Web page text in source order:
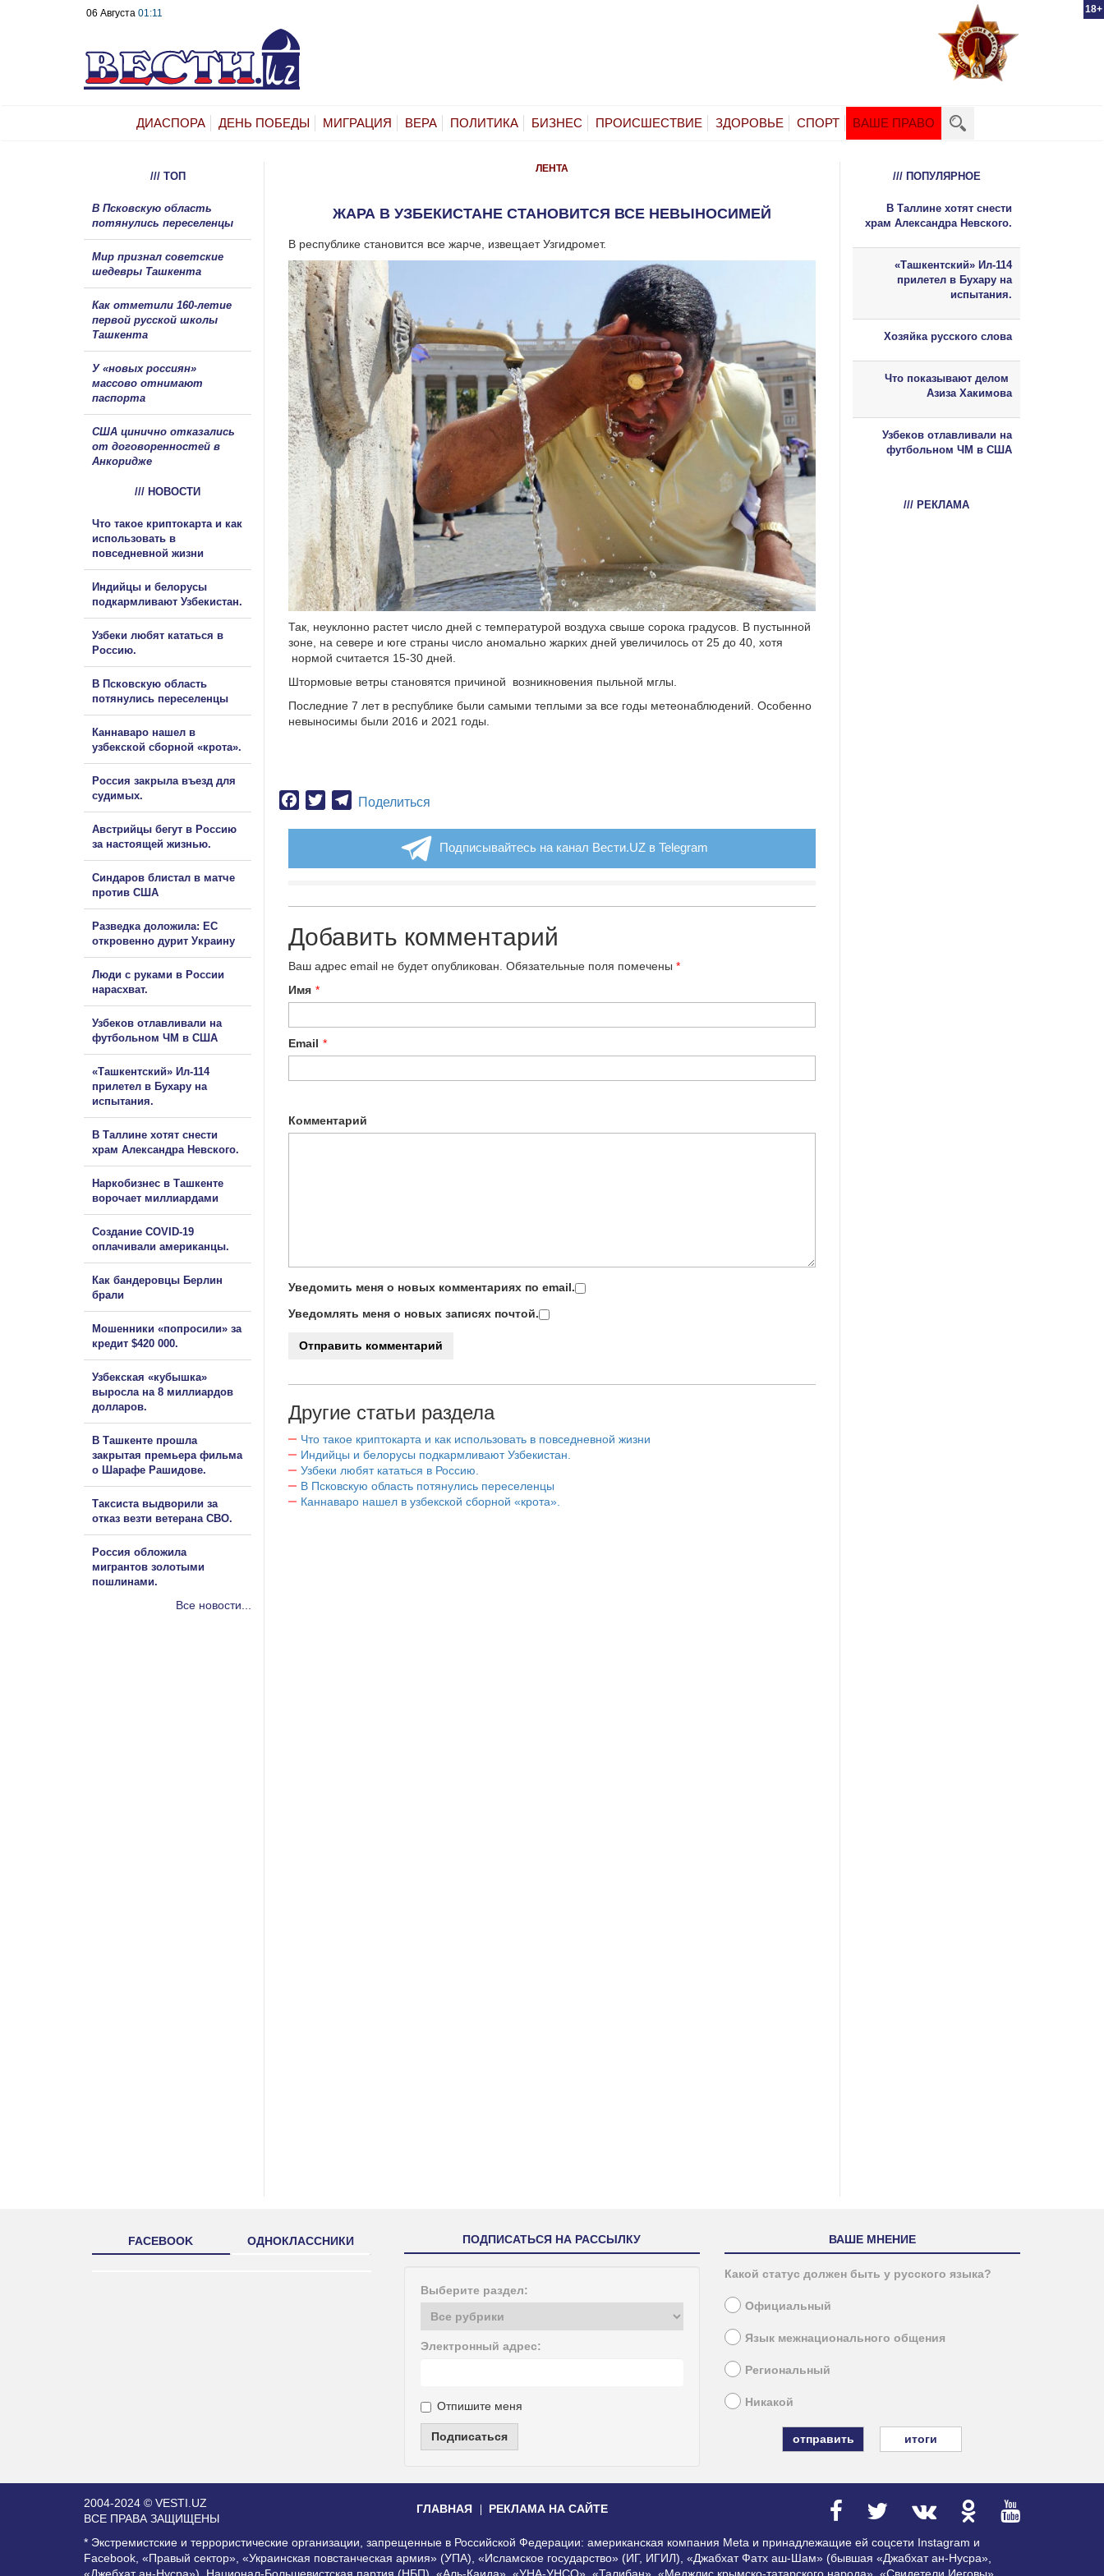
18+
06 Августа 01:11
ДИАСПОРА ДЕНЬ ПОБЕДЫ МИГРАЦИЯ ВЕРА ПОЛИТИКА БИЗНЕС ПРОИСШЕСТВИЕ ЗДОРОВЬЕ СПОРТ ВАШЕ ПРАВО
ЛЕНТА
ЖАРА В УЗБЕКИСТАНЕ СТАНОВИТСЯ ВСЕ НЕВЫНОСИМЕЙ
В республике становится все жарче, извещает Узгидромет.
Так, неуклонно растет число дней с температурой воздуха свыше сорока градусов. В пустынной
зоне, на севере и юге страны число аномально жарких дней увеличилось от 25 до 40, хотя
нормой считается 15-30 дней.
Штормовые ветры становятся причиной возникновения пыльной мглы.
Последние 7 лет в республике были самыми теплыми за все годы метеонаблюдений. Особенно
невыносимы были 2016 и 2021 годы.
Facebook
TwitterTelegram
Поделиться
Подписывайтесь на канал Вести.UZ в Telegram
Добавить комментарий
Ваш адрес email не будет опубликован. Обязательные поля помечены *
Имя *
Email *
Комментарий
Уведомить меня о новых комментариях по email.
Уведомлять меня о новых записях почтой.
Другие статьи раздела
Что такое криптокарта и как использовать в повседневной жизни
Индийцы и белорусы подкармливают Узбекистан.
Узбеки любят кататься в Россию.
В Псковскую область потянулись переселенцы
Каннаваро нашел в узбекской сборной «крота».
/// ТОП
В Псковскую область
потянулись переселенцы
Мир признал советские
шедевры Ташкента
Как отметили 160-летие
первой русской школы
Ташкента
У «новых россиян»
массово отнимают
паспорта
США цинично отказались
от договоренностей в
Анкоридже
/// НОВОСТИ
Что такое криптокарта и как
использовать в
повседневной жизни
Индийцы и белорусы
подкармливают Узбекистан.
Узбеки любят кататься в
Россию.
В Псковскую область
потянулись переселенцы
Каннаваро нашел в
узбекской сборной «крота».
Россия закрыла въезд для
судимых.
Австрийцы бегут в Россию
за настоящей жизнью.
Синдаров блистал в матче
против США
Разведка доложила: ЕС
откровенно дурит Украину
Люди с руками в России
нарасхват.
Узбеков отлавливали на
футбольном ЧМ в США
«Ташкентский» Ил-114
прилетел в Бухару на
испытания.
В Таллине хотят снести
храм Александра Невского.
Наркобизнес в Ташкенте
ворочает миллиардами
Создание COVID-19
оплачивали американцы.
Как бандеровцы Берлин
брали
Мошенники «попросили» за
кредит $420 000.
Узбекская «кубышка»
выросла на 8 миллиардов
долларов.
В Ташкенте прошла
закрытая премьера фильма
о Шарафе Рашидове.
Таксиста выдворили за
отказ везти ветерана СВО.
Россия обложила
мигрантов золотыми
пошлинами.
Все новости...
/// ПОПУЛЯРНОЕ
В Таллине хотят снести
храм Александра Невского.
«Ташкентский» Ил-114
прилетел в Бухару на
испытания.
Хозяйка русского слова
Что показывают делом
Азиза Хакимова
Узбеков отлавливали на
футбольном ЧМ в США
/// РЕКЛАМА
FACEBOOK ОДНОКЛАССНИКИ ПОДПИСАТЬСЯ НА РАССЫЛКУ
Выберите раздел:
Электронный адрес:
Отпишите меня
Подписаться
ВАШЕ МНЕНИЕ
Какой статус должен быть у русского языка?
Официальный
Язык межнационального общения
Региональный
Никакой
итоги
2004-2024 © VESTI.UZ
ВСЕ ПРАВА ЗАЩИЩЕНЫ
ГЛАВНАЯ РЕКЛАМА НА САЙТЕ
* Экстремистские и террористические организации, запрещенные в Российской Федерации: американская компания Meta и принадлежащие ей соцсети Instagram и
Facebook, «Правый сектор», «Украинская повстанческая армия» (УПА), «Исламское государство» (ИГ, ИГИЛ), «Джабхат Фатх аш-Шам» (бывшая «Джабхат ан-Нусра»,
«Джебхат ан-Нусра»), Национал-Большевистская партия (НБП), «Аль-Каида», «УНА-УНСО», «Талибан», «Меджлис крымско-татарского народа», «Свидетели Иеговы»,